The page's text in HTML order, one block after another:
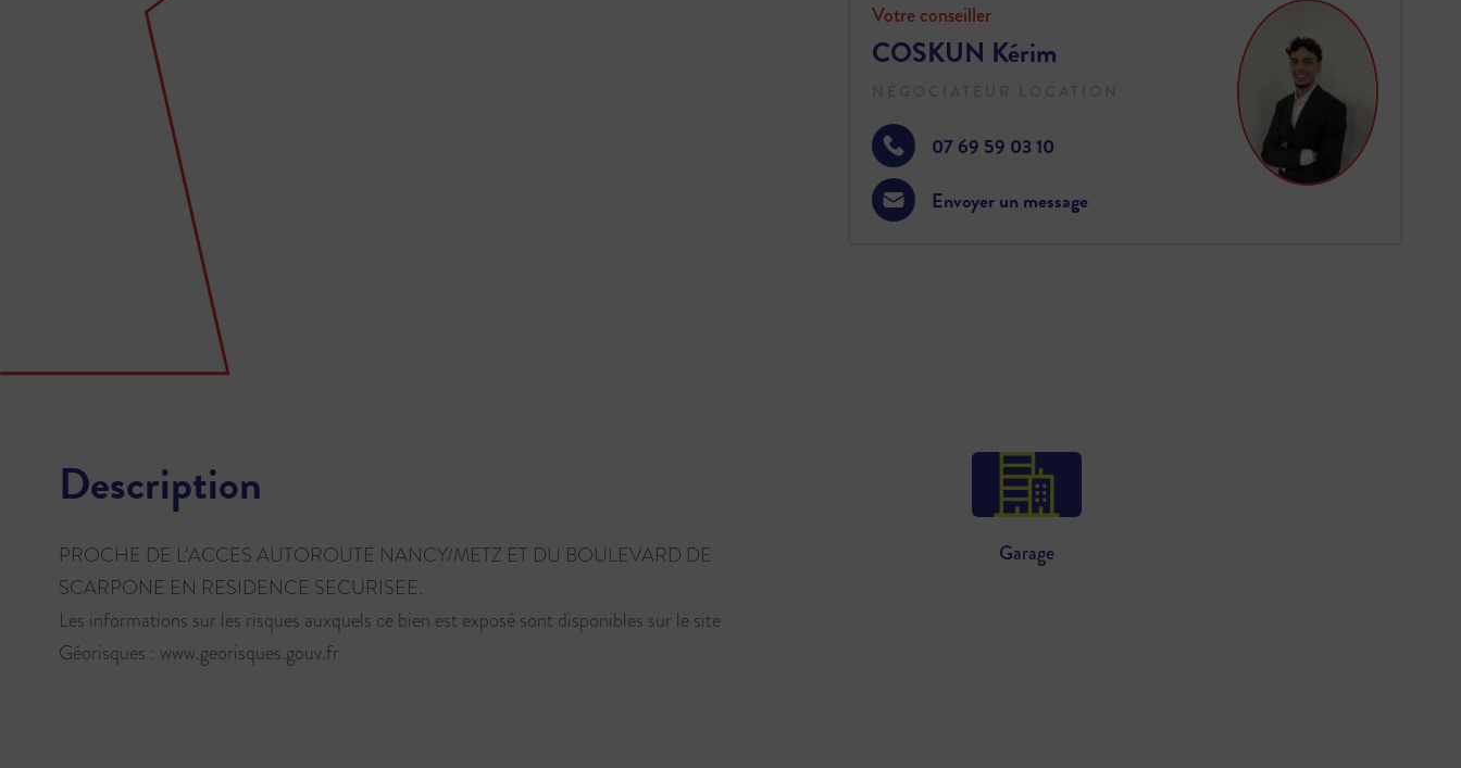
Votre conseiller
COSKUN Kérim
07 69 59 03 10
Envoyer un message
Description
PROCHE DE L’ACCES AUTOROUTE NANCY/METZ ET DU BOULEVARD DE
SCARPONE EN RESIDENCE SECURISEE.
Les informations sur les risques auxquels ce bien est exposé sont disponibles sur le site
Géorisques : www.georisques.gouv.fr
Garage